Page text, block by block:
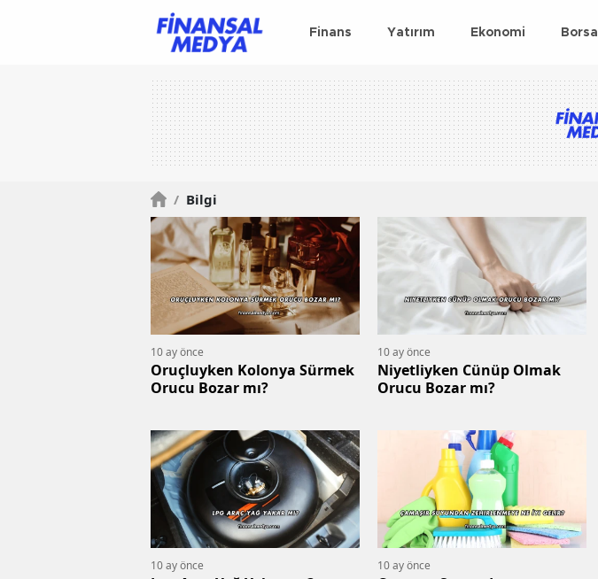
Finans Yatırım Ekonomi Borsa
/ Bilgi
10 ay önce
Oruçluyken Kolonya Sürmek
Orucu Bozar mı?
10 ay önce
Niyetliyken Cünüp Olmak
Orucu Bozar mı?
10 ay önce 10 ay önce